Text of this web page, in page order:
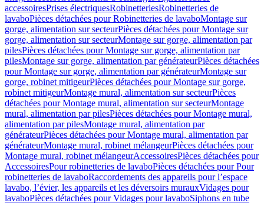
accessoiresPrises électriquesRobinetteriesRobinetteries de
lavaboPièces détachées pour Robinetteries de lavaboMontage sur
gorge, alimentation sur secteurPièces détachées pour Montage sur
gorge, alimentation sur secteurMontage sur gorge, alimentation par
pilesPièces détachées pour Montage sur gorge, alimentation par
pilesMontage sur gorge, alimentation par générateurPièces détachées
pour Montage sur gorge, alimentation par générateurMontage sur
gorge, robinet mitigeurPièces détachées pour Montage sur gorge,
robinet mitigeurMontage mural, alimentation sur secteurPièces
détachées pour Montage mural, alimentation sur secteurMontage
mural, alimentation par pilesPièces détachées pour Montage mural,
alimentation par pilesMontage mural, alimentation par
générateurPièces détachées pour Montage mural, alimentation par
générateurMontage mural, robinet mélangeurPièces détachées pour
Montage mural, robinet mélangeurAccessoiresPièces détachées pour
AccessoiresPour robinetteries de lavaboPièces détachées pour Pour
robinetteries de lavaboRaccordements des appareils pour l’espace
lavabo, l’évier, les appareils et les déversoirs murauxVidages pour
lavaboPièces détachées pour Vidages pour lavaboSiphons en tube